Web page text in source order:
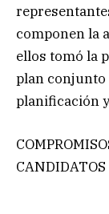
componen la
ellos tomó la
plan
planificación
CANDIDATOS